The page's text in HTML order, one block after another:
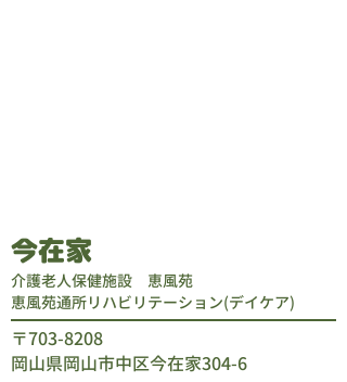
今在家
介護老人保健施設 恵風苑
恵風苑通所リハビリテーション(デイケア)
​〒703-8208
岡山県岡山市中区今在家304-6